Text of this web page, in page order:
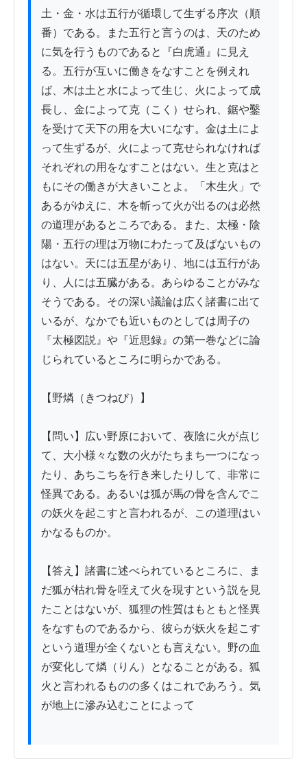
土・金・水は五行が循環して生ずる序次（順
番）である。また五行と言うのは、天のため
に気を行うものであると『白虎通』に見え
る。五行が互いに働きをなすことを例えれ
ば、木は土と水によって生じ、火によって成
長し、金によって克（こく）せられ、鋸や鑿
を受けて天下の用を大いになす。金は土によ
って生ずるが、火によって克せられなければ
それぞれの用をなすことはない。生と克はと
もにその働きが大きいことよ。「木生火」で
あるがゆえに、木を斬って火が出るのは必然
の道理があるところである。また、太極・陰
陽・五行の理は万物にわたって及ばないもの
はない。天には五星があり、地には五行があ
り、人には五臓がある。あらゆることがみな
そうである。その深い議論は広く諸書に出て
いるが、なかでも近いものとしては周子の
『太極図説』や『近思録』の第一巻などに論
じられているところに明らかである。
【野燐（きつねび）】
【問い】広い野原において、夜陰に火が点じ
て、大小様々な数の火がたちまち一つになっ
たり、あちこちを行き来したりして、非常に
怪異である。あるいは狐が馬の骨を含んでこ
の妖火を起こすと言われるが、この道理はい
かなるものか。
【答え】諸書に述べられているところに、ま
だ狐が枯れ骨を咥えて火を現すという説を見
たことはないが、狐狸の性質はもともと怪異
をなすものであるから、彼らが妖火を起こす
という道理が全くないとも言えない。野の血
が変化して燐（りん）となることがある。狐
火と言われるものの多くはこれであろう。気
が地上に滲み込むことによって